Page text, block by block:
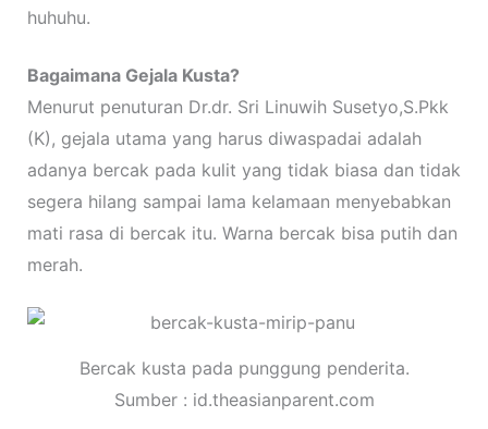
huhuhu.
Bagaimana Gejala Kusta?
Menurut penuturan Dr.dr. Sri Linuwih Susetyo,S.Pkk
(K), gejala utama yang harus diwaspadai adalah
adanya bercak pada kulit yang tidak biasa dan tidak
segera hilang sampai lama kelamaan menyebabkan
mati rasa di bercak itu. Warna bercak bisa putih dan
merah.
Bercak kusta pada punggung penderita.
Sumber : id.theasianparent.com